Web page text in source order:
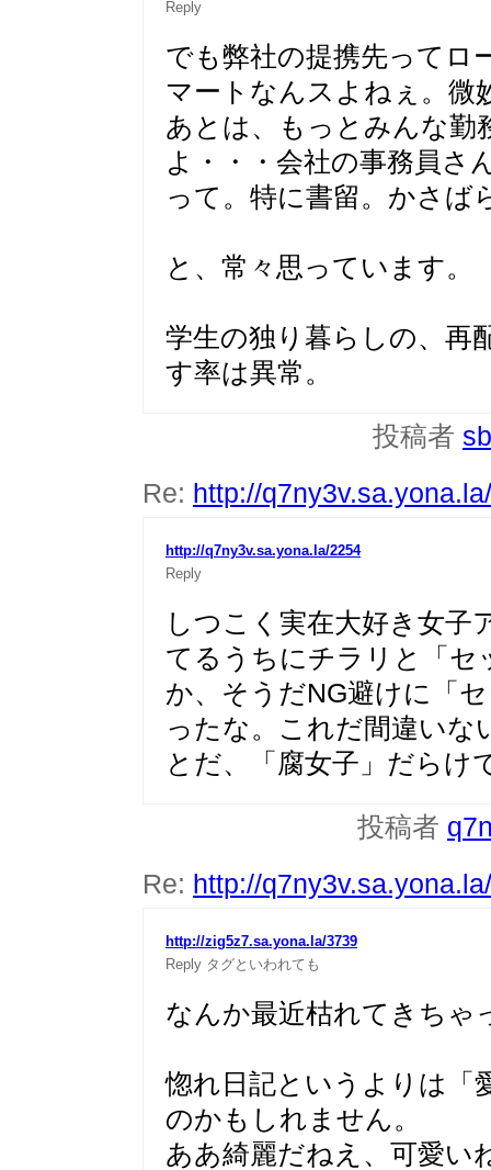
Reply
でも弊社の提携先ってロ
マートなんスよねぇ。微
あとは、もっとみんな勤
よ・・・会社の事務員さ
って。特に書留。かさば
と、常々思っています。
学生の独り暮らしの、再
す率は異常。
投稿者
Re: http://
http://q7ny3v.sa.yona.la/2254
Reply
しつこく実在大好き女子
てるうちにチラリと「セ
か、そうだNG避けに「
ったな。これだ間違いな
とだ、「腐女子」だらけ
投稿者
Re: http://
http://zig5z7.sa.yona.la/3739
Reply タグといわれても
なんか最近枯れてきち
惚れ日記というよりは「
のかもしれません。
ああ綺麗だねえ、可愛い